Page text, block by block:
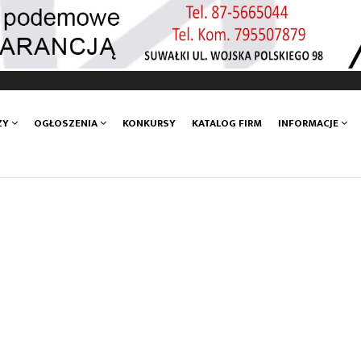
OGŁOSZENIA KONKURSY KATALOG FIRM INFORMACJE